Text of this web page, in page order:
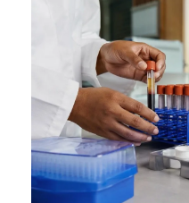
Türkçe
Română
简体中文
فارسی
Български
Dansk
Nederlands